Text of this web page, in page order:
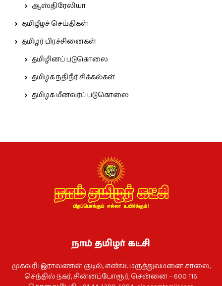
ஆஸ்திரேலியா
தமிழீழச் செய்திகள்
தமிழர் பிரச்சினைகள்
தமிழினப் படுகொலை
தமிழக நதிநீர் சிக்கல்கள்
தமிழக மீனவர்ப் படுகொலை
நாம் தமிழர் கட்சி
முகவரி: இராவணன் குடில், எண்.8. மருத்துவமனை சாலை,
செந்தில் நகர், சின்னப்போரூர், சென்னை – 600 116.